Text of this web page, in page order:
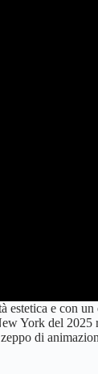
e con un
York del 2025
di